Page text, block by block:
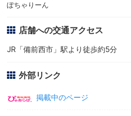
ぽちゃりーん
店舗への交通アクセス
JR「備前西市」駅より徒歩約5分
外部リンク
掲載中のページ